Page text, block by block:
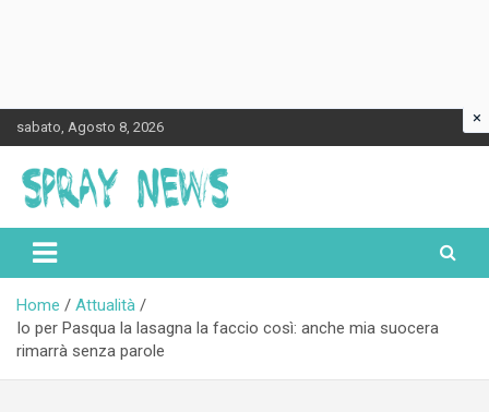
to
content
sabato, Agosto 8, 2026
Spraynews.it
Home
Attualità
Io per Pasqua la lasagna la faccio così: anche mia suocera
rimarrà senza parole
×